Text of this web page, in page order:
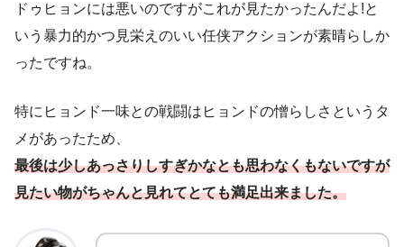
ドゥヒョンには悪いのですがこれが見たかったんだよ!と
いう暴力的かつ見栄えのいい任侠アクションが素晴らしか
ったですね。
特にヒョンド一味との戦闘はヒョンドの憎らしさというタ
メがあったため、
最後は少しあっさりしすぎかなとも思わなくもないですが
見たい物がちゃんと見れてとても満足出来ました。